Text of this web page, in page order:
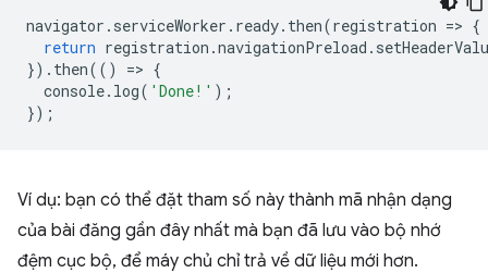
navigator . serviceWorker . ready. then(registration => {
return registration .navigationPreload .
}). then(() => {
console. log( 'Done!' );
});
Ví dụ: bạn có thể đặt tham số này thành mã nhận dạng
của bài đăng gần đây nhất mà bạn đã lưu vào bộ nhớ
đệm cục bộ, để máy chủ chỉ trả về dữ liệu mới hơn.